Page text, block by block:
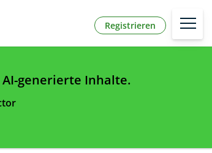
Registrieren
AI-generierte Inhalte.